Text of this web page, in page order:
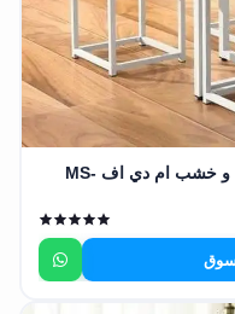
ترابيزة سفرة ستيل دهان الكتروستاتيك و خشب ام دي اف MS-